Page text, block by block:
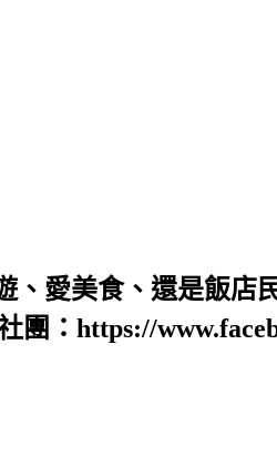
愛美食、還是飯店
：https://